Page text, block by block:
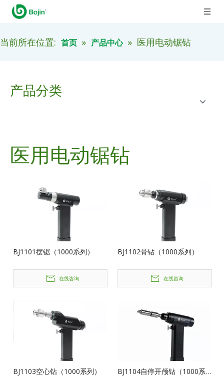
当前所在位置: 首页 » 产品中心 » 医用电动锯钻
产品分类
医用电动锯钻
BJ1101摆锯（1000系列）
在线咨询
BJ1102骨钻（1000系列）
在线咨询
BJ1103空心钻（1000系列）
BJ1104自停开颅钻（1000系